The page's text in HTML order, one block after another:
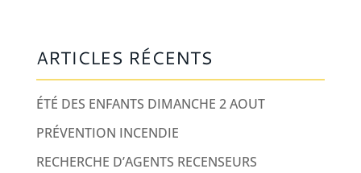
ARTICLES RÉCENTS
ÉTÉ DES ENFANTS DIMANCHE 2 AOUT
PRÉVENTION INCENDIE
RECHERCHE D’AGENTS RECENSEURS